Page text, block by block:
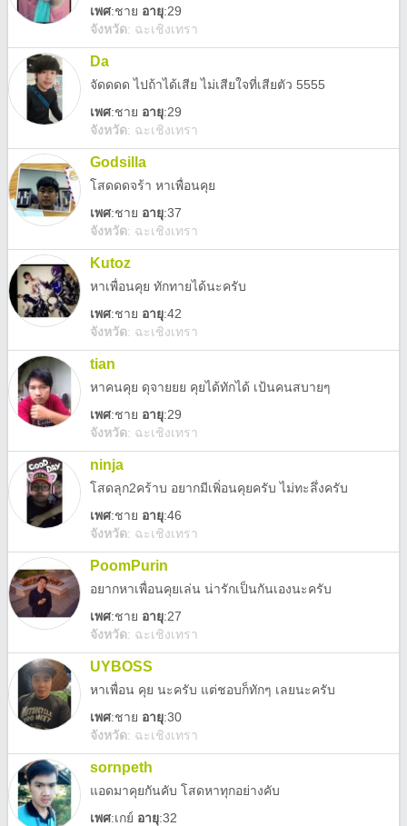
เพศ:ชาย อายุ:29
จังหวัด: ฉะเชิงเทรา
Da
จัดดดด ไปถ้าได้เสีย ไม่เสียใจที่เสียตัว 5555
เพศ:ชาย อายุ:29
จังหวัด: ฉะเชิงเทรา
Godsilla
โสดดดจร้า หาเพื่อนคุย
เพศ:ชาย อายุ:37
จังหวัด: ฉะเชิงเทรา
Kutoz
หาเพื่อนคุย ทักทายได้นะครับ
เพศ:ชาย อายุ:42
จังหวัด: ฉะเชิงเทรา
tian
หาคนคุย ดุจายยย คุยได้ทักได้ เป้นคนสบายๆ
เพศ:ชาย อายุ:29
จังหวัด: ฉะเชิงเทรา
ninja
โสดลุก2คร้าบ อยากมีเพิ่อนคุยครับ ไม่ทะลึ่งครับ
เพศ:ชาย อายุ:46
จังหวัด: ฉะเชิงเทรา
PoomPurin
อยากหาเพื่อนคุยเล่น น่ารักเป็นกันเองนะครับ
เพศ:ชาย อายุ:27
จังหวัด: ฉะเชิงเทรา
UYBOSS
หาเพื่อน คุย นะครับ แต่ชอบก็ทักๆ เลยนะครับ
เพศ:ชาย อายุ:30
จังหวัด: ฉะเชิงเทรา
sornpeth
แอดมาคุยกันคับ โสดหาทุกอย่างคับ
เพศ:เกย์ อายุ:32